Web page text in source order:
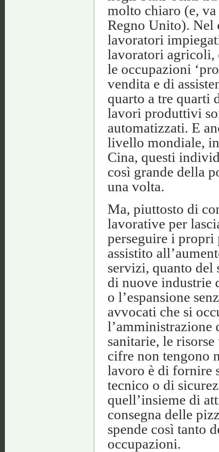
molto chiaro (e,
Regno Unito). Nel
lavoratori
lavoratori agricoli,
le occupazioni
vendita e di
quarto a tre quarti
lavori produttivi
automatizzati. E
livello mondiale,
Cina, questi
così grande della
una volta.
Ma, piuttosto di
lavorative per
perseguire i propri
assistito
servizi, quanto del
di nuove industrie
o l’espansione
avvocati che si
l’amministrazione
sanitarie, le
cifre non tengono
lavoro è di fornire
tecnico o di
quell’insieme di
consegna delle
spende così tanto
occupazioni.